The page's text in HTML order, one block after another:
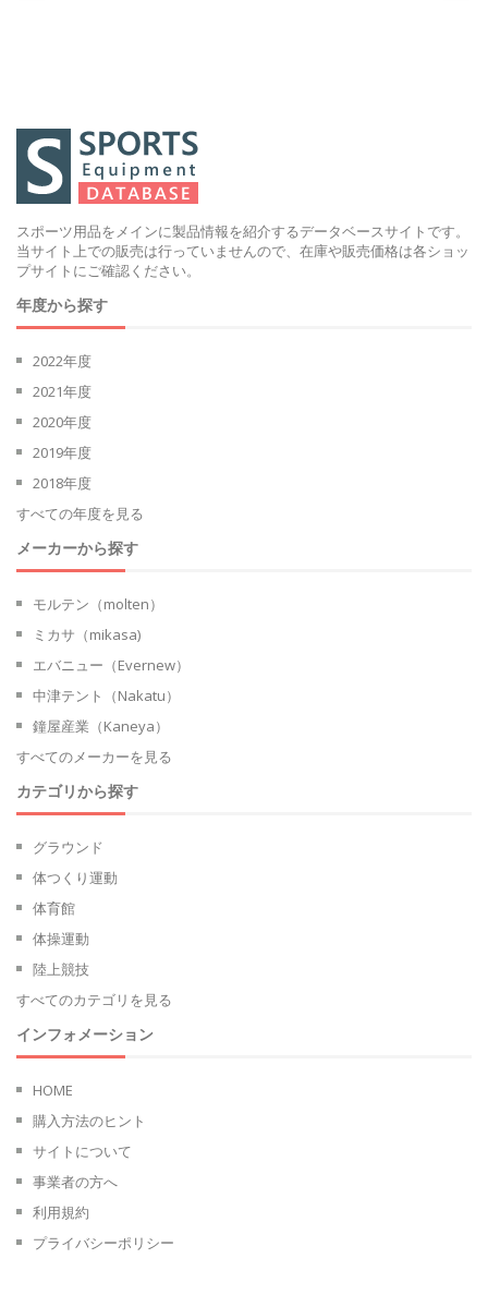
スポーツ用品をメインに製品情報を紹介するデータベースサイトです。
当サイト上での販売は行っていませんので、在庫や販売価格は各ショッ
プサイトにご確認ください。
年度から探す
2022年度
2021年度
2020年度
2019年度
2018年度
すべての年度を見る
メーカーから探す
モルテン（molten）
ミカサ（mikasa)
エバニュー（Evernew）
中津テント（Nakatu）
鐘屋産業（Kaneya）
すべてのメーカーを見る
カテゴリから探す
グラウンド
体つくり運動
体育館
体操運動
陸上競技
すべてのカテゴリを見る
インフォメーション
HOME
購入方法のヒント
サイトについて
事業者の方へ
利用規約
プライバシーポリシー